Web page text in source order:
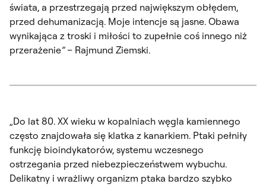
świata, a przestrzegają przed największym obłędem,
przed dehumanizacją. Moje intencje są jasne. Obawa
wynikająca z troski i miłości to zupełnie coś innego niż
przerażenie” – Rajmund Ziemski.
„Do lat 80. XX wieku w kopalniach węgla kamiennego
często znajdowała się klatka z kanarkiem. Ptaki pełniły
funkcję bioindykatorów, systemu wczesnego
ostrzegania przed niebezpieczeństwem wybuchu.
Delikatny i wrażliwy organizm ptaka bardzo szybko